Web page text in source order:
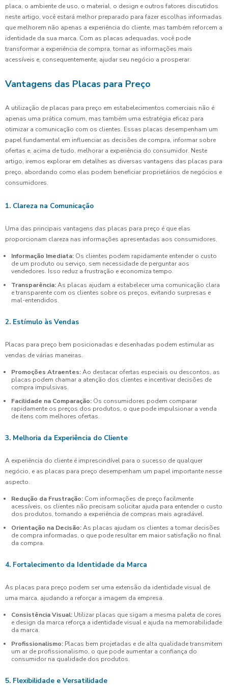
placa, o ambiente de uso, o material, o design e outros fatores discutidos
neste artigo, você estará melhor preparado para fazer escolhas informadas
que melhorem não apenas a experiência do cliente, mas também reforcem a
identidade da sua marca. Com as placas adequadas, você pode
transformar a experiência de compra, tornar as informações mais
acessíveis e, consequentemente, ajudar seu negócio a prosperar.
Vantagens das Placas para Preço
A utilização de placas para preço em estabelecimentos comerciais não é
apenas uma prática comum, mas também uma estratégia eficaz para
otimizar a comunicação com os clientes. Essas placas desempenham um
papel fundamental em influenciar as decisões de compra, informar sobre
ofertas e, acima de tudo, melhorar a experiência do consumidor. Neste
artigo, iremos explorar em detalhes as diversas vantagens das placas para
preço, abordando como elas podem beneficiar proprietários de negócios e
consumidores.
1. Clareza na Comunicação
Uma das principais vantagens das placas para preço é que elas
proporcionam clareza nas informações apresentadas aos consumidores.
Informação Imediata: Os clientes podem rapidamente entender o custo
de um produto ou serviço, sem necessidade de perguntar aos
vendedores. Isso reduz a frustração e economiza tempo.
Transparência:As placas ajudam a estabelecer uma comunicação clara
e transparente com os clientes sobre os preços, evitando surpresas e
mal-entendidos.
2. Estímulo às Vendas
Placas para preço bem posicionadas e desenhadas podem estimular as
vendas de várias maneiras.
Promoções Atraentes:Ao destacar ofertas especiais ou descontos, as
placas podem chamar a atenção dos clientes e incentivar decisões de
compra impulsivas.
Facilidade na Comparação: Os consumidores podem comparar
rapidamente os preços dos produtos, o que pode impulsionar a venda
de itens com melhores ofertas.
3. Melhoria da Experiência do Cliente
A experiência do cliente é imprescindível para o sucesso de qualquer
negócio, e as placas para preço desempenham um papel importante nesse
aspecto.
Redução da Frustração: Com informações de preço facilmente
acessíveis, os clientes não precisam solicitar ajuda para entender o custo
dos produtos, tornando a experiência de compras mais agradável.
Orientação na Decisão:As placas ajudam os clientes a tomar decisões
de compra informadas, o que pode resultar em maior satisfação no final
da compra.
4. Fortalecimento da Identidade da Marca
As placas para preço podem ser uma extensão da identidade visual de
uma marca, ajudando a reforçar a imagem da empresa.
Consistência Visual: Utilizar placas que sigam a mesma paleta de cores
e design da marca reforça a identidade visual e ajuda na memorabilidade
da marca.
Profissionalismo: Placas bem projetadas e de alta qualidade transmitem
um ar de profissionalismo, o que pode aumentar a confiança do
consumidor na qualidade dos produtos.
5. Flexibilidade e Versatilidade